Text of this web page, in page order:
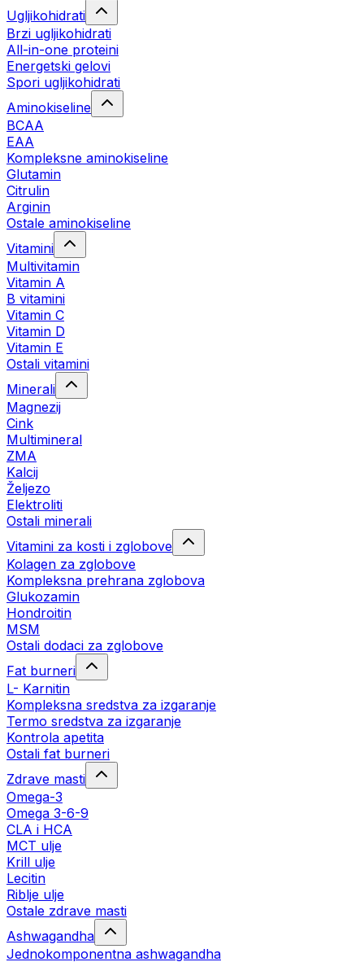
Ugljikohidrati
Brzi ugljikohidrati
All-in-one proteini
Energetski gelovi
Spori ugljikohidrati
Aminokiseline
BCAA
EAA
Kompleksne aminokiseline
Glutamin
Citrulin
Arginin
Ostale aminokiseline
Vitamini
Multivitamin
Vitamin A
B vitamini
Vitamin C
Vitamin D
Vitamin E
Ostali vitamini
Minerali
Magnezij
Cink
Multimineral
ZMA
Kalcij
Željezo
Elektroliti
Ostali minerali
Vitamini za kosti i zglobove
Kolagen za zglobove
Kompleksna prehrana zglobova
Glukozamin
Hondroitin
MSM
Ostali dodaci za zglobove
Fat burneri
L- Karnitin
Kompleksna sredstva za izgaranje
Termo sredstva za izgaranje
Kontrola apetita
Ostali fat burneri
Zdrave masti
Omega-3
Omega 3-6-9
CLA i HCA
MCT ulje
Krill ulje
Lecitin
Riblje ulje
Ostale zdrave masti
Ashwagandha
Jednokomponentna ashwagandha